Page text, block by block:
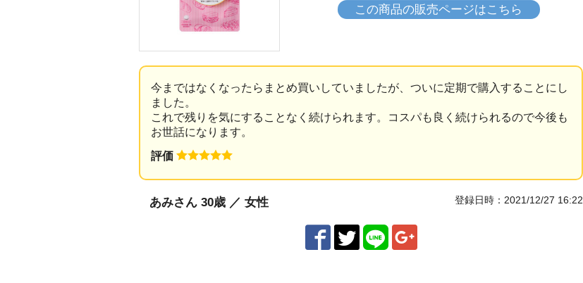
この商品の販売ページはこちら
今まではなくなったらまとめ買いしていましたが、ついに定期で購入することにし
ました。
これで残りを気にすることなく続けられます。コスパも良く続けられるので今後も
お世話になります。
評価
あみさん 30歳 ／ 女性 登録日時：2021/12/27 16:22